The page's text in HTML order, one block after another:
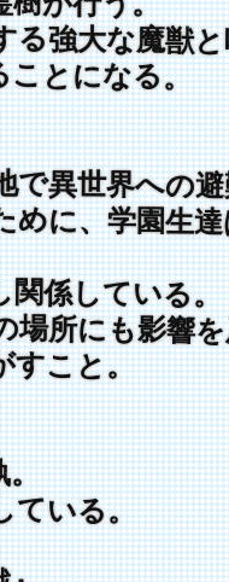
強大な魔獣と
とになる。
異世界への
に、学園生達
係している。
所にも影響
すこと。
。
ている。